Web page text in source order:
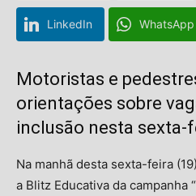
LinkedIn WhatsApp
Motoristas e
orientações sobre
inclusão nesta sexta-
Na manhã desta sexta-feira
a Blitz Educativa da campanha